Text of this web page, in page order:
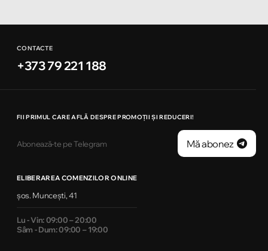
CONTACTE
+373 79 221 188
FII PRIMUL CARE AFLĂ DESPRE PROMOȚII ȘI REDUCERI!
Abonează-te pe Telegram Mă abonez
ELIBERAREA COMENZILOR ONLINE
șos. Muncești, 41
Lu - Vin: 09:00 – 20:00
Sâm - Dum: 09:00 – 19:00